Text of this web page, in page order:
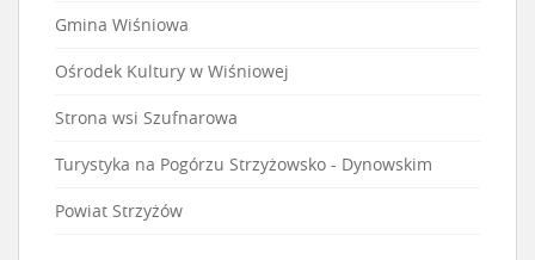
Gmina Wiśniowa
Ośrodek Kultury w Wiśniowej
Strona wsi Szufnarowa
Turystyka na Pogórzu Strzyżowsko - Dynowskim
Powiat Strzyżów